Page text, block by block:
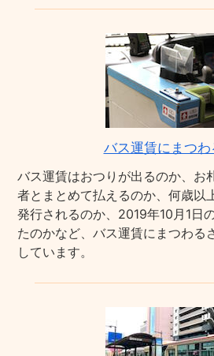
バス運賃にまつわ
バス運賃はおつりが出るのか、お
者とまとめて払えるのか、何歳以
発行されるのか、2019年10月1日
たのかなど、バス運賃にまつわる
しています。